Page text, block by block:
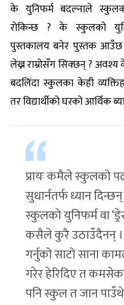
के युनिफर्म बदल्नाले
रोकिन्छ ? के स्कुलको
पुस्तकालय बनेर पुस्तक आउँछ
लेख्न राम्रोसँग सिक्छन् ?
बदलिंदा स्कुलका केही
तर विद्यार्थीको घरको आर्थिक
प्रायः कमैले स्कुलको
सुधार्नतर्फ ध्यान
स्कुलको युनिफर्म वा
कसैले कुरै उठाउँदैनन्
गर्नुको साटो साना
गरेर हेरिदिए त
पनि स्कुल त जान